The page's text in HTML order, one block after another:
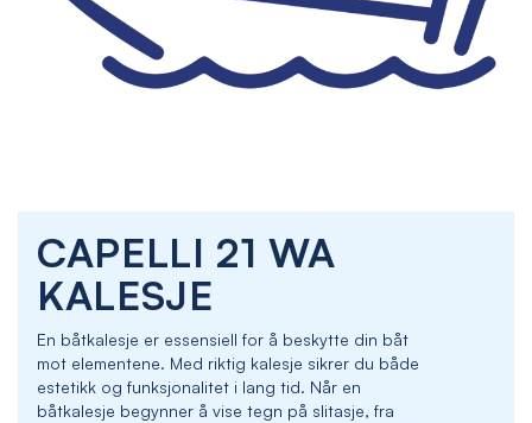
CAPELLI 21 WA
KALESJE
En båtkalesje er essensiell for å beskytte din båt
mot elementene. Med riktig kalesje sikrer du både
estetikk og funksjonalitet i lang tid. Når en
båtkalesje begynner å vise tegn på slitasje, fra
the
beginning
the
images
gallery